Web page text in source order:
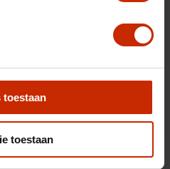
toestaan
toestaan
stof/kunstleder belomka